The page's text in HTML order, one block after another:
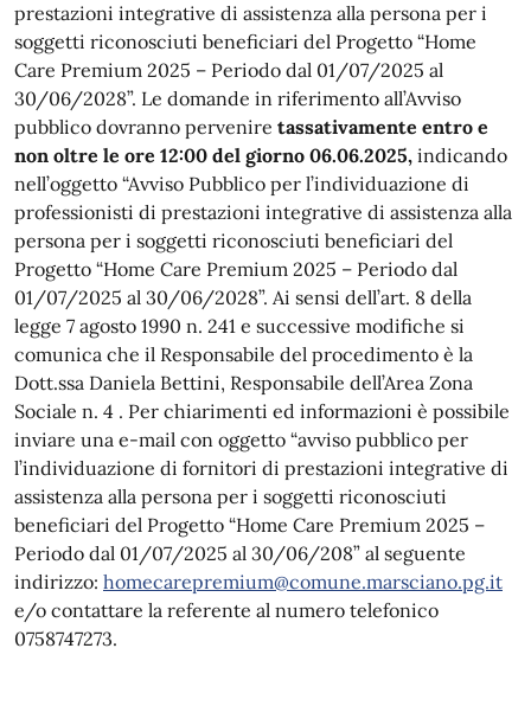
prestazioni integrative di assistenza alla persona per i
soggetti riconosciuti beneficiari del Progetto “Home
Care Premium 2025 – Periodo dal 01/07/2025 al
30/06/2028”. Le domande in riferimento all’Avviso
pubblico dovranno pervenire tassativamente entro e
non oltre le ore 12:00 del giorno 06.06.2025, indicando
nell’oggetto “Avviso Pubblico per l’individuazione di
professionisti di prestazioni integrative di assistenza alla
persona per i soggetti riconosciuti beneficiari del
Progetto “Home Care Premium 2025 – Periodo dal
01/07/2025 al 30/06/2028”. Ai sensi dell’art. 8 della
legge 7 agosto 1990 n. 241 e successive modifiche si
comunica che il Responsabile del procedimento è la
Dott.ssa Daniela Bettini, Responsabile dell’Area Zona
Sociale n. 4 . Per chiarimenti ed informazioni è possibile
inviare una e-mail con oggetto “avviso pubblico per
l’individuazione di fornitori di prestazioni integrative di
assistenza alla persona per i soggetti riconosciuti
beneficiari del Progetto “Home Care Premium 2025 –
Periodo dal 01/07/2025 al 30/06/208” al seguente
indirizzo: homecarepremium@comune.marsciano.pg.it
e/o contattare la referente al numero telefonico
0758747273.